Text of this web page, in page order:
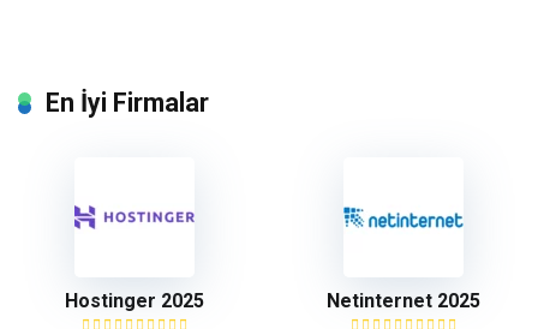
En İyi Firmalar
Hostinger 2025 Netinternet 2025